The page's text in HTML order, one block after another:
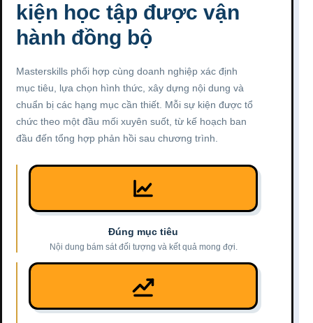
kiện học tập được vận
hành đồng bộ
Masterskills phối hợp cùng doanh nghiệp xác định
mục tiêu, lựa chọn hình thức, xây dựng nội dung và
chuẩn bị các hạng mục cần thiết. Mỗi sự kiện được tổ
chức theo một đầu mối xuyên suốt, từ kế hoạch ban
đầu đến tổng hợp phản hồi sau chương trình.
Đúng mục tiêu
Nội dung bám sát đối tượng và kết quả mong đợi.